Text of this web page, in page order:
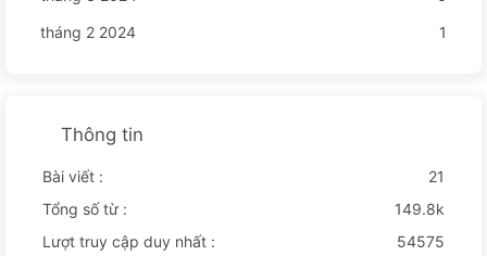
tháng 2 2024
1
Thông tin
Bài viết :
21
Tổng số từ :
149.8k
Lượt truy cập duy nhất :
54575